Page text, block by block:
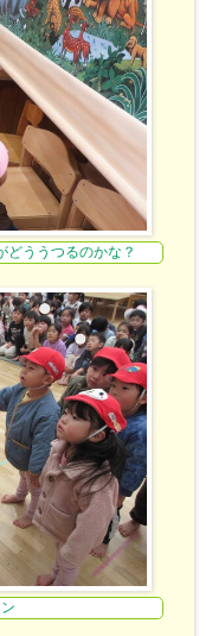
どううつるのかな？